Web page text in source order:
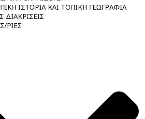
ΙΣΤΟΡΙΑ ΚΑΙ ΤΟΠΙΚΗ ΓΕΩΓΡΑΦΙΑ
ΔΙΑΚΡΙΣΕΙΣ
ΡΙΕΣ